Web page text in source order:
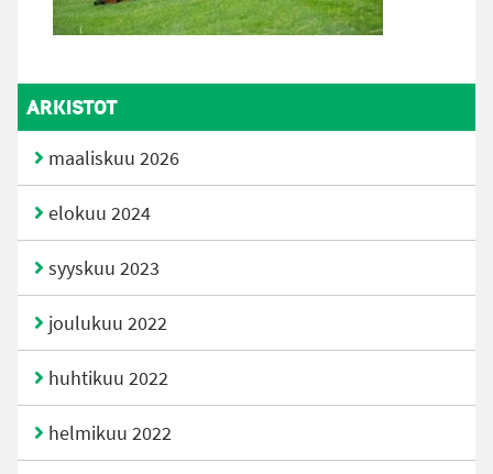
ARKISTOT
maaliskuu 2026
elokuu 2024
syyskuu 2023
joulukuu 2022
huhtikuu 2022
helmikuu 2022